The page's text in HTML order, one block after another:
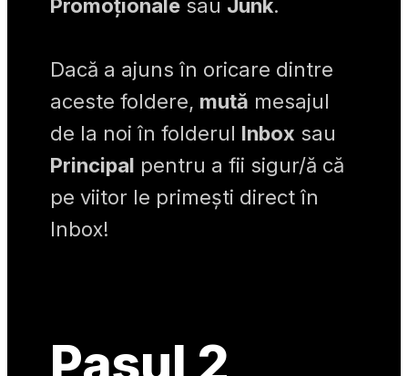
Promoționale sau Junk.
Dacă a ajuns în oricare dintre
aceste foldere, mută mesajul
de la noi în folderul Inbox
Principal pentru a fii sigur/ă că
pe viitor le primești direct în
Inbox!